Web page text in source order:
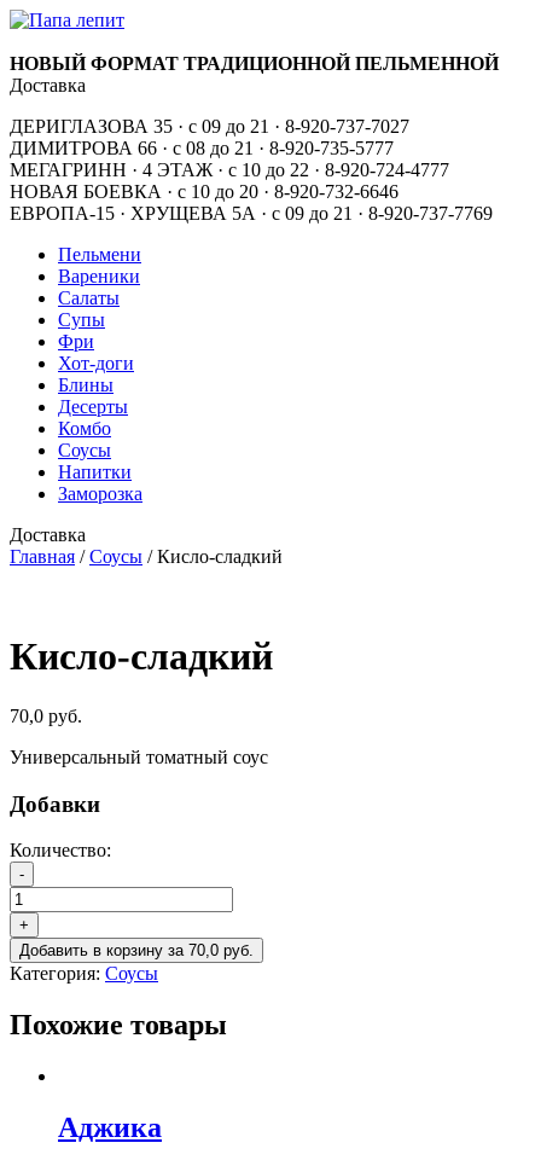
НОВЫЙ ФОРМАТ ТРАДИЦИОННОЙ ПЕЛЬМЕННОЙ
Доставка
ДЕРИГЛАЗОВА 35 · с 09 до 21 · 8-920-737-7027
ДИМИТРОВА 66 · с 08 до 21 · 8-920-735-5777
МЕГАГРИНН · 4 ЭТАЖ · с 10 до 22 · 8-920-724-4777
НОВАЯ БОЕВКА · с 10 до 20 · 8-920-732-6646
ЕВРОПА-15 · ХРУЩЕВА 5А · с 09 до 21 · 8-920-737-7769
Пельмени
Вареники
Салаты
Супы
Фри
Хот-доги
Блины
Десерты
Комбо
Соусы
Напитки
Заморозка
Доставка
Главная /Соусы / Кисло-сладкий
Кисло-сладкий
70,0 руб.
Универсальный томатный соус
Добавки
Количество:
Количество
товара
Кисло-
сладкий
-
+
Добавить в корзину за 70,0 руб.
Категория: Соусы
Похожие товары
Аджика